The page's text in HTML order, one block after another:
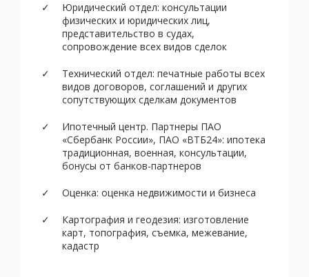
Юридический отдел: консультации
физических и юридических лиц,
представительство в судах,
сопровождение всех видов сделок
Технический отдел: печатные работы всех
видов договоров, соглашений и других
сопутствующих сделкам документов
Ипотечный центр. Партнеры ПАО
«Сбербанк России», ПАО «ВТБ24»: ипотека
традиционная, военная, консультации,
бонусы от банков-партнеров
Оценка: оценка недвижимости и бизнеса
Картография и геодезия: изготовление
карт, топография, съемка, межевание,
кадастр